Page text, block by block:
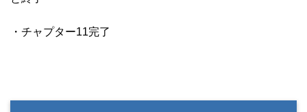
・チャプター11完了